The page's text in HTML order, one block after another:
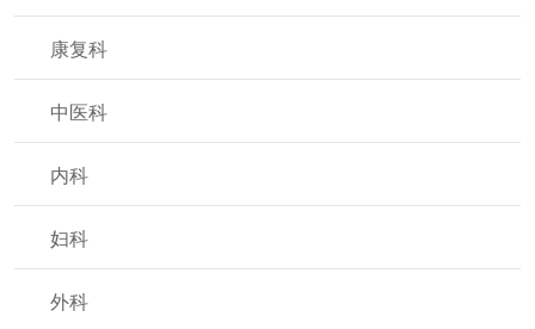
康复科
中医科
内科
妇科
外科